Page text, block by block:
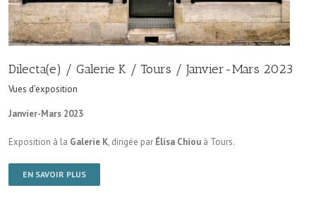
Dilecta(e) / Galerie K / Tours / Janvier-Mars 2023
Vues d'exposition
Janvier-Mars 2023
Exposition à la Galerie K, dirigée par Élisa Chiou à Tours.
EN SAVOIR PLUS